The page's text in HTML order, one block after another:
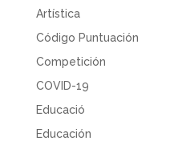
Artística
Código Puntuación
Competición
COVID-19
Educació
Educación